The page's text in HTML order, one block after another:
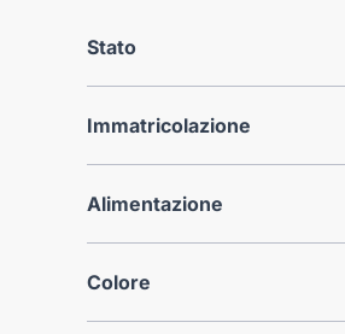
Stato
Immatricolazione
Alimentazione
Colore